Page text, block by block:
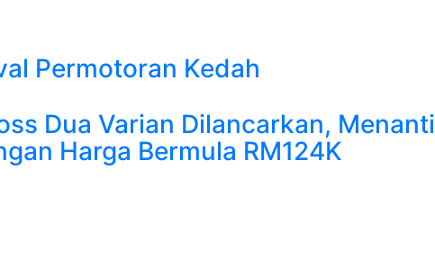
Permotoran Kedah
Dua Varian Dilancarkan, Menanti
Harga Bermula RM124K